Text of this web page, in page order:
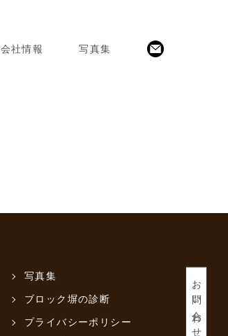
会社情報 写真集
お問い合わせ
写真集
ブロック塀の診断
プライバシーポリシー